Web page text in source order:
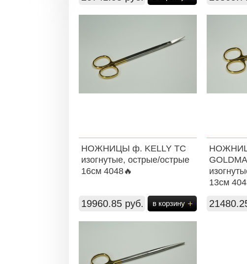
НОЖНИЦЫ ф. KELLY ТС
изогнутые, острые/острые
16см 4048🔥
19960.85 руб. в корзину
13см